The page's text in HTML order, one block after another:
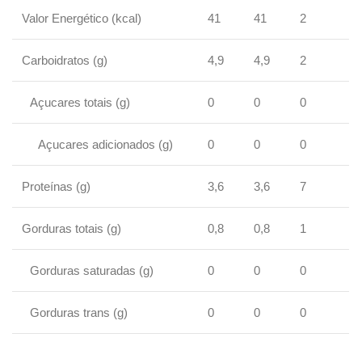
Valor Energético (kcal) 41 41 2
Carboidratos (g) 4,9 4,9 2
Açucares totais (g) 0 0 0
Açucares adicionados (g) 0 0 0
Proteínas (g) 3,6 3,6 7
Gorduras totais (g) 0,8 0,8 1
Gorduras saturadas (g) 0 0 0
Gorduras trans (g) 0 0 0